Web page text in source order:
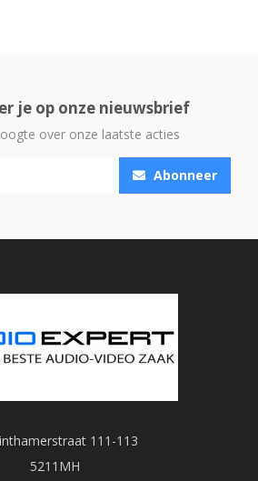
je op onze nieuwsbrief
over onze laatste acties
Abonneer
111-113
5211MH